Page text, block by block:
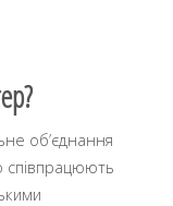
об’єднання
співпрацюють